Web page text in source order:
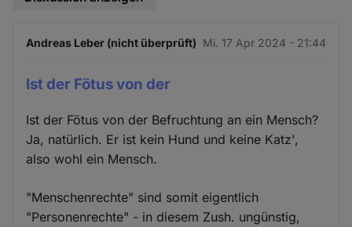
Andreas Leber (nicht überprüft) Mi. 17 Apr 2024 - 21:44
Ist der Fötus von der
Ist der Fötus von der Befruchtung an ein Mensch?
Ja, natürlich. Er ist kein Hund und keine Katz',
also wohl ein Mensch.
"Menschenrechte" sind somit eigentlich
"Personenrechte" - in diesem Zush. ungünstig,